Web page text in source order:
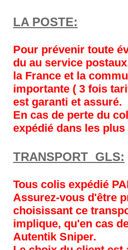
LA POSTE:
Pour prévenir toute
du au service
la France et la
importante ( 3 fois
est garanti et assuré.
En cas de perte du
expédié dans les
TRANSPORT GLS:
Tous colis expédié
Assurez-vous d'être
choisissant ce
implique, qu'en cas
Autentik Sniper.